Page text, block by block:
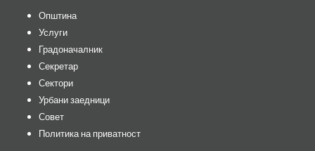
Општина
Услуги
Градоначалник
Секретар
Сектори
Урбани заедници
Совет
Политика на приватност